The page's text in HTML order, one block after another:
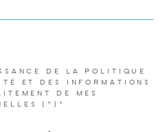
DE LA POLITIQUE
ET DES INFORMATIONS
DE MES
(*)*